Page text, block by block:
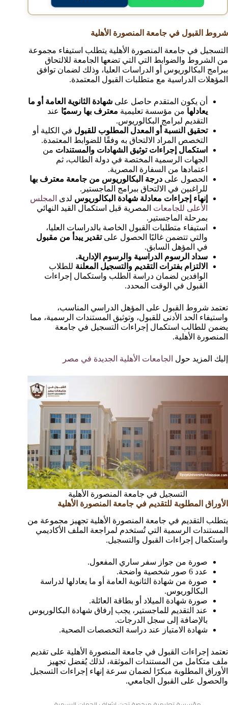
شروط القبول في جامعة المنصورة الأهلية
التسجيل في جامعة المنصورة الأهلية يتطلب استيفاء مجموعة
من الشروط والضوابط التي التي تضعها الجامعة للالتحاق
ببرامج البكالوريوس أو الدراسات العليا، وذلك لضمان توافق
المؤهلات الدراسية مع متطلبات القبول المعتمدة.
أن يكون المتقدم حاصل على شهادة الثانوية العامة أو ما
يعادلها من مؤسسة تعليمية معترف بها رسميًا عند
التقديم لبرامج البكالوريوس.
تحقيق النسبة أو المعدل المطلوب للقبول في الكلية أو
التخصص المراد الالتحاق به وفقًا للضوابط المعتمدة.
استكمال إجراءات توثيق الشهادات والمستندات من
الجهات الرسمية المختصة في دولة الطالب، ثم
اعتمادها من السفارة المصرية.
الحصول على درجة البكالوريوس من جامعة معترف بها
للراغبين في الالتحاق ببرامج الماجستير.
إنهاء إجراءات معادلة شهادة البكالوريوس لدى المجلس
الأعلى للجامعات المصرية قبل استكمال القيد النهائي
بمرحلة الماجستير.
استيفاء متطلبات القبول الخاصة بالدراسات العليا،
والتي تتضمن غالبًا الحصول علىتقدير يبدأ من مقبول
في المؤهل السابق.
سداد الرسوم الدراسية والرسوم الإدارية.
الالتزام بفترات التقديم والتسجيل المعلنة للطلاب
الوافدين لضمان دراسة الطلب واستكمال إجراءات
القبول في الوقت المحدد.
تعتمد شروط القبول على المؤهل الدراسي المناسب،
واستيفاء الحد الأدنى للقبول، وتوثيق المستندات الرسمية، مما
يضمن للطالب استكمال إجراءات التسجيل في جامعة
المنصورة الأهلية.
إليك المزيد حول الجامعات الأهلية الجديدة في مصر
التسجيل في جامعة المنصورة الأهلية
الأوراق المطلوبة للتقديم في جامعة المنصورة الأهلية
يتطلب التقديم في جامعة المنصورة الأهلية تجهيز مجموعة من
المستندات الرسمية التي تُستخدم لمراجعة الملف الأكاديمي
واستكمال إجراءات القبول والتسجيل.
صورة من جواز سفر ساري المفعول.
عدد 6 صور شخصية واضحة.
صورة من شهادة الثانوية العامة أو ما يعادلها لدراسة
البكالوريوس.
صورة شهادة الميلاد أو بطاقة العائلة.
عند التقديم للماجستير، يجب إرفاق شهادة البكالوريوس
بالإضافة إلى سجل الدرجات.
شهادة الامتياز عند دراسة التخصصات الصحية.
تعتمد إجراءات القبول في جامعة المنصورة الأهلية على تقديم
ملف متكامل من المستندات الموثقة، لذلك يُفضل تجهيز
الأوراق المطلوبة مبكرًا لضمان سرعة إنهاء إجراءات التسجيل
والحصول على القبول الجامعي.